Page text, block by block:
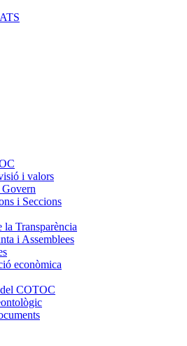
i valors
Govern
i Seccions
la Transparència
i Assemblees
econòmica
COTOC